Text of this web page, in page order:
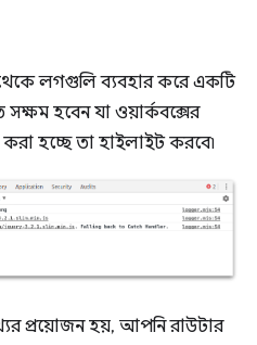
লগগুলি ব্যবহার করে একটি
সক্ষম হবেন যা ওয়ার্কবক্সের
হচ্ছে তা হাইলাইট করবে৷
প্রয়োজন হয়, আপনি রাউটার